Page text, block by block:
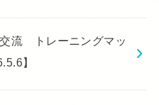
流 トレーニングマッ
】